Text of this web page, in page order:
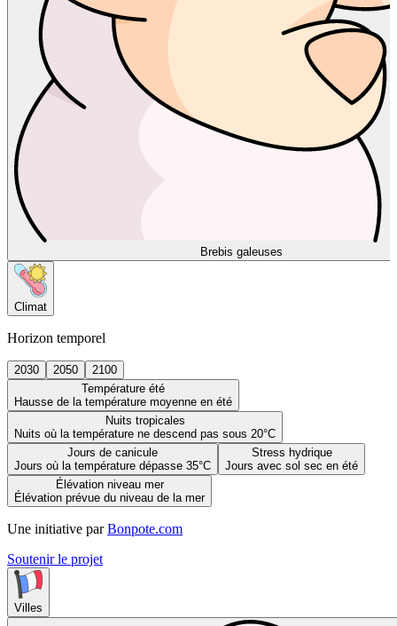
Brebis galeuses
Climat
Horizon temporel
2030 2050
2100
Température été
Hausse de la température moyenne en été
Nuits tropicales
Nuits où la température ne descend pas sous 20°C
Jours de canicule
Jours où la température dépasse 35°C
Stress hydrique
Jours avec sol sec en été
Élévation niveau mer
Élévation prévue du niveau de la mer
Une initiative par Bonpote.com
Soutenir le projet
Villes